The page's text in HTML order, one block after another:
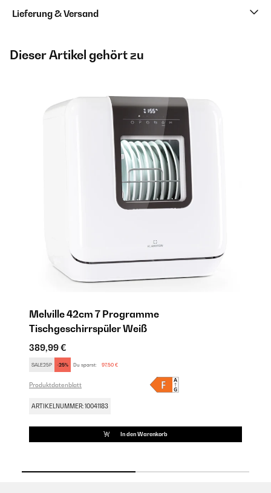
Lieferung & Versand
Dieser Artikel gehört zu
Melville 42cm 7 Programme
Tischgeschirrspüler Weiß
389,99 €
SALE25P -25% Du sparst: 97,50 €
Produktdatenblatt
ARTIKELNUMMER: 10041183
In den Warenkorb